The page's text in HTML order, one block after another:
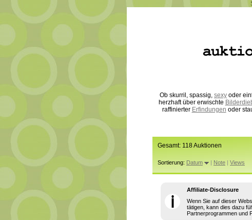
Ob skurril, spassig, sexy oder
herzhaft über erwischte
raffinierter Erfindungen oder
Gesamt: 118 Auktionen
Sortierung: Datum | Note | Views
ℹ
Affiliate-Disclosure
Wenn Sie auf dieser
tätigen, kann dies dazu
Partnerprogrammen und